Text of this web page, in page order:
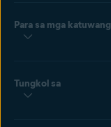
Para sa mga katuwang
Tungkol sa